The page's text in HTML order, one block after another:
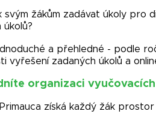
svým žákům zadávat úkoly pro
úkolů?
a přehledné - podle
vyřešení zadaných úkolů a
organizaci
získá každý žák